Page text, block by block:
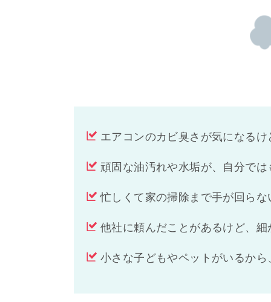
エアコンのカビ臭さが気になる
頑固な油汚れや水垢が、自分で
忙しくて家の掃除まで手が回らな
他社に頼んだことがあるけど、
小さな子どもやペットがいるか